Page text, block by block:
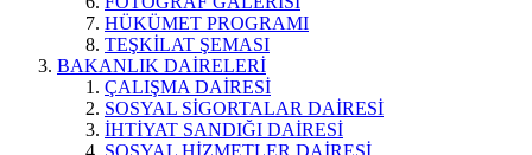
HÜKÜMET PROGRAMI
TEŞKİLAT ŞEMASI
BAKANLIK DAİRELERİ
ÇALIŞMA DAİRESİ
SOSYAL SİGORTALAR DAİRESİ
İHTİYAT SANDIĞI DAİRESİ
SOSYAL HİZMETLER DAİRESİ